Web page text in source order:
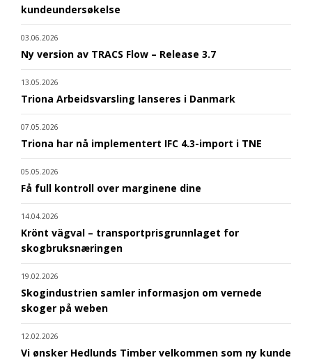
kundeundersøkelse
03.06.2026
Ny version av TRACS Flow – Release 3.7
13.05.2026
Triona Arbeidsvarsling lanseres i Danmark
07.05.2026
Triona har nå implementert IFC 4.3-import i TNE
05.05.2026
Få full kontroll over marginene dine
14.04.2026
Krönt vägval – transportprisgrunnlaget for
skogbruksnæringen
19.02.2026
Skogindustrien samler informasjon om vernede
skoger på weben
12.02.2026
Vi ønsker Hedlunds Timber velkommen som ny kunde